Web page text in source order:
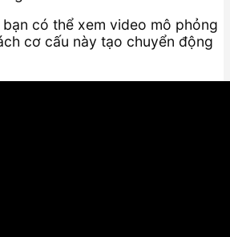
có thể xem video mô phỏng
cơ cấu này tạo chuyển động